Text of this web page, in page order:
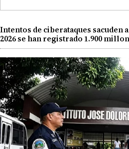
Intentos de ciberataques sacuden
2026 se han registrado 1.900